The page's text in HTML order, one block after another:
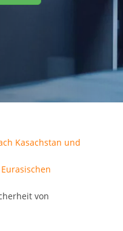
Kasachstan und
von